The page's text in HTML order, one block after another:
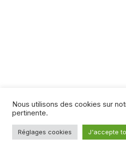
Nous utilisons des cookies sur
pertinente.
Réglages cookies J'accepte